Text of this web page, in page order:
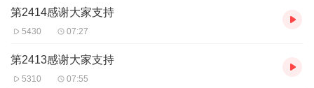
第2414感谢大家支持
5430 07:27
第2413感谢大家支持
5310 07:55